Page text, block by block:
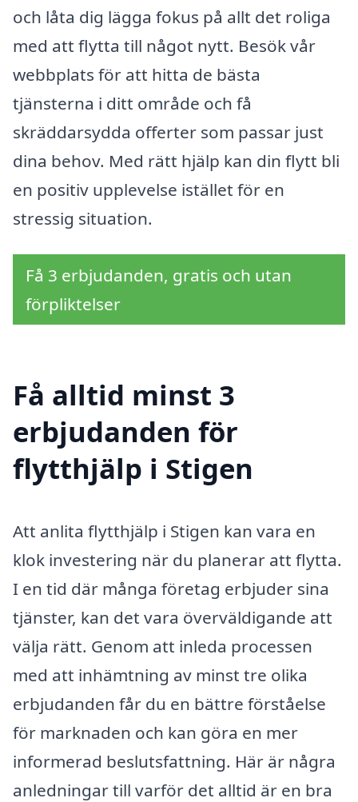
och låta dig lägga fokus på allt det roliga
med att flytta till något nytt. Besök vår
webbplats för att hitta de bästa
tjänsterna i ditt område och få
skräddarsydda offerter som passar just
dina behov. Med rätt hjälp kan din flytt bli
en positiv upplevelse istället för en
stressig situation.
Få 3 erbjudanden, gratis och utan
förpliktelser
Få alltid minst 3
erbjudanden för
flytthjälp i Stigen
Att anlita flytthjälp i Stigen kan vara en
klok investering när du planerar att flytta.
I en tid där många företag erbjuder sina
tjänster, kan det vara överväldigande att
välja rätt. Genom att inleda processen
med att inhämtning av minst tre olika
erbjudanden får du en bättre förståelse
för marknaden och kan göra en mer
informerad beslutsfattning. Här är några
anledningar till varför det alltid är en bra